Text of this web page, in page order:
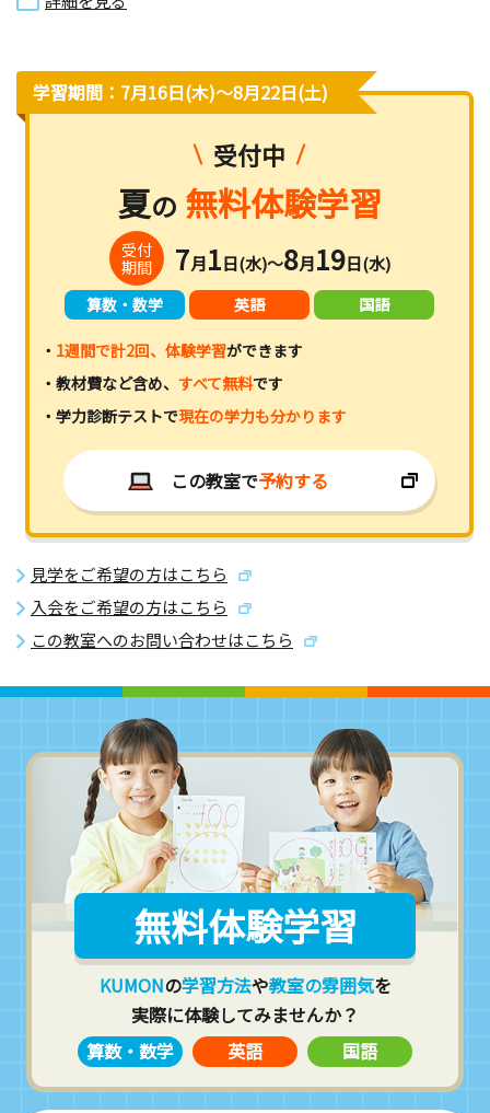
学習期間：7月16日(木)〜8月22日(土)
受付中
夏の 無料体験学習
受付
期間
7月1日(水)～8月19日(水)
算数・数学 英語 国語
・ 1週間で計2回、体験学習ができます
・教材費など含め、 すべて無料です
・学力診断テストで現在の学力も分かります
この教室で予約する
見学をご希望の方はこちら
入会をご希望の方はこちら
この教室へのお問い合わせはこちら
無料体験学習
KUMONの学習方法や教室の雰囲気を
実際に体験してみませんか？
算数・数学
英語 国語